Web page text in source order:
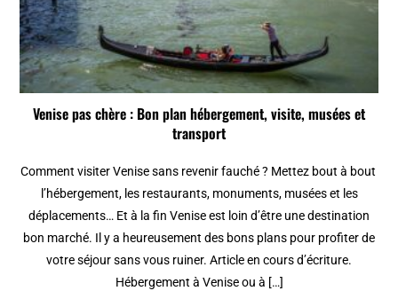
Venise pas chère : Bon plan hébergement, visite, musées et
transport
Comment visiter Venise sans revenir fauché ? Mettez bout à bout
l’hébergement, les restaurants, monuments, musées et les
déplacements… Et à la fin Venise est loin d’être une destination
bon marché. Il y a heureusement des bons plans pour profiter de
votre séjour sans vous ruiner. Article en cours d’écriture.
Hébergement à Venise ou à […]